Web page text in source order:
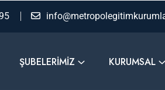
ŞUBELERIMIZ KURUMSAL